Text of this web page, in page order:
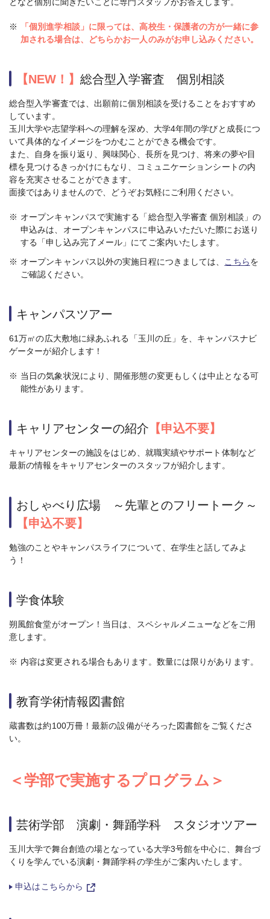
となど個別に聞きたいことに専門スタッフがお答えします。
※
「個別進学相談」に限っては、高校生・保護者の方が一緒に参
加される場合は、どちらかお一人のみがお申し込みください。
【NEW！】 総合型入学審査 個別相談
総合型入学審査では、出願前に個別相談を受けることをおすすめ
しています。
玉川大学や志望学科への理解を深め、大学4年間の学びと成長につ
いて具体的なイメージをつかむことができる機会です。
また、自身を振り返り、興味関心、長所を見つけ、将来の夢や目
標を見つけるきっかけにもなり、コミュニケーションシートの内
容を充実させることができます。
面接ではありませんので、どうぞお気軽にご利用ください。
※ オープンキャンパスで実施する「総合型入学審査 個別相談」の
申込みは、オープンキャンパスに申込みいただいた際にお送り
する「申し込み完了メール」にてご案内いたします。
※ オープンキャンパス以外の実施日程につきましては、 こちらを
ご確認ください。
キャンパスツアー
61万㎡の広大敷地に緑あふれる「玉川の丘」を、キャンパスナビ
ゲーターが紹介します！
※ 当日の気象状況により、開催形態の変更もしくは中止となる可
能性があります。
キャリアセンターの紹介 【申込不要】
キャリアセンターの施設をはじめ、就職実績やサポート体制など
最新の情報をキャリアセンターのスタッフが紹介します。
おしゃべり広場 ～先輩とのフリートーク～
【申込不要】
勉強のことやキャンパスライフについて、在学生と話してみよ
う！
学食体験
朔風館食堂がオープン！当日は、スペシャルメニューなどをご用
意します。
※ 内容は変更される場合もあります。数量には限りがあります。
教育学術情報図書館
蔵書数は約100万冊！最新の設備がそろった図書館をご覧くださ
い。
＜学部で実施するプログラム＞
芸術学部 演劇・舞踊学科 スタジオツアー
玉川大学で舞台創造の場となっている大学3号館を中心に、舞台づ
くりを学んでいる演劇・舞踊学科の学生がご案内いたします。
申込はこちらから